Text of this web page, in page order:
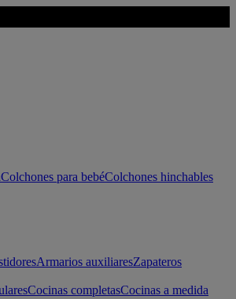
Colchones para bebéColchones hinchables
Armarios auxiliaresZapateros
Cocinas completasCocinas a medida